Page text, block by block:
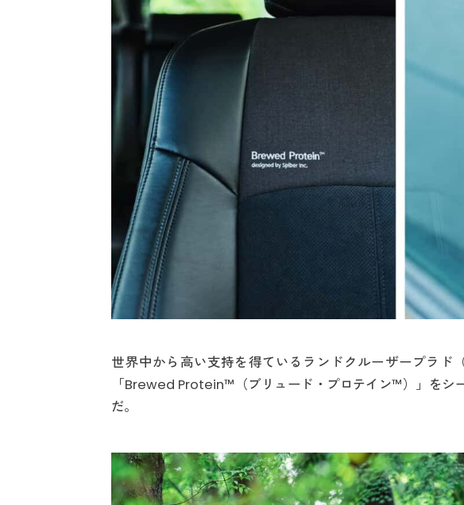
世界中から高い支持を得ているランドクルーザープラド
「Brewed Protein™（ブリュード・プロテイン™）」をシ
だ。